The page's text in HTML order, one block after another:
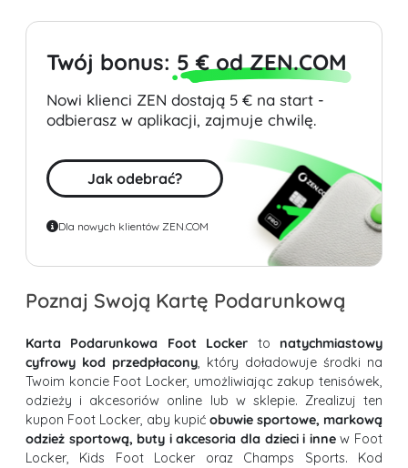
Twój bonus: 5 € od ZEN.COM
Nowi klienci ZEN dostają 5 € na start -
odbierasz w aplikacji, zajmuje chwilę.
Jak odebrać?
Dla nowych klientów ZEN.COM
Poznaj Swoją Kartę Podarunkową
Karta Podarunkowa Foot Locker to natychmiastowy
cyfrowy kod przedpłacony, który doładowuje środki na
Twoim koncie Foot Locker, umożliwiając zakup tenisówek,
odzieży i akcesoriów online lub w sklepie. Zrealizuj ten
kupon Foot Locker, aby kupić obuwie sportowe, markową
odzież sportową, buty i akcesoria dla dzieci i innew Foot
Locker, Kids Foot Locker oraz Champs Sports. Kod